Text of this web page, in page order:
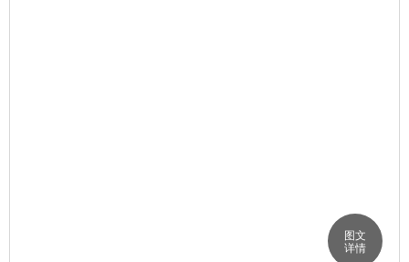
图文
详情